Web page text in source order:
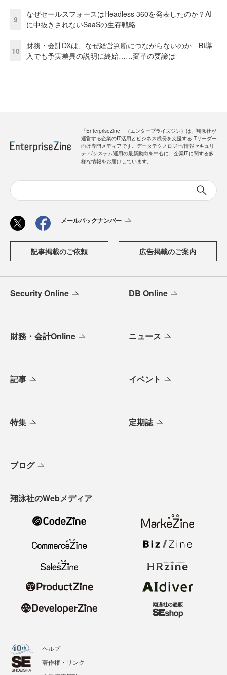
9
なぜセールスフォースはHeadless 360を発表したのか？AI
に中抜きされないSaaSの生存戦略
10
財務・会計DXは、なぜ経営判断につながらないのか BI導
入でも予実差異の説明に終始……変革の要諦は
「EnterpriseZine」（エンタープライズジン）は、翔泳社が
運営する企業のIT活用とビジネス成長を支援するITリーダー
向け専門メディアです。データテクノロジー/情報セキュリ
ティ/システム運用の最新動向を中心に、企業ITに関する多
様な情報をお届けしています。
メールバックナンバー
記事掲載のご依頼 広告掲載のご案内
Security Online DB Online
財務・会計Online ニュース
記事 イベント
特集 定期誌
ブログ
翔泳社のWebメディア
ヘルプ
著作権・リンク